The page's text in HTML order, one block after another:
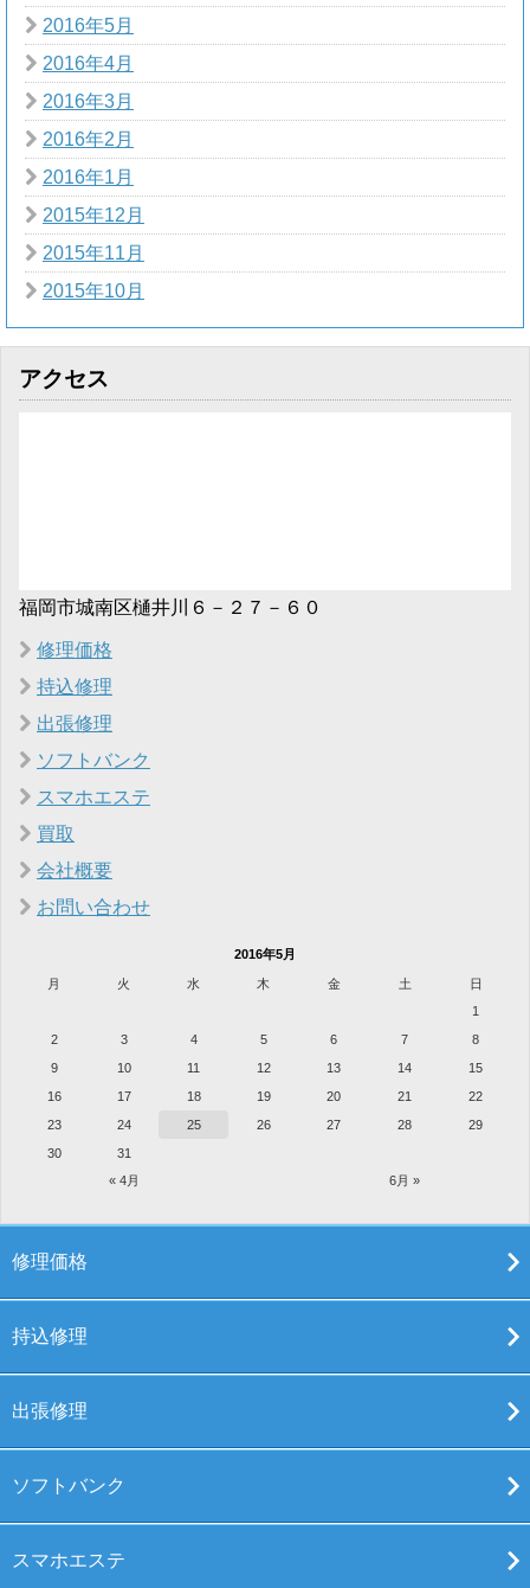
2016年5月
2016年4月
2016年3月
2016年2月
2016年1月
2015年12月
2015年11月
2015年10月
アクセス
福岡市城南区樋井川６－２７－６０
修理価格
持込修理
出張修理
ソフトバンク
スマホエステ
買取
会社概要
お問い合わせ
2016年5月
月 火 水 木 金 土 日
« 4月 6月 »
1
2
3 4 5 6 7
8
9
10 11 12 13 14
15
16
17 18 19 20 21
22
23
24 25 26 27 28
29
30
31
修理価格
持込修理
出張修理
ソフトバンク
スマホエステ